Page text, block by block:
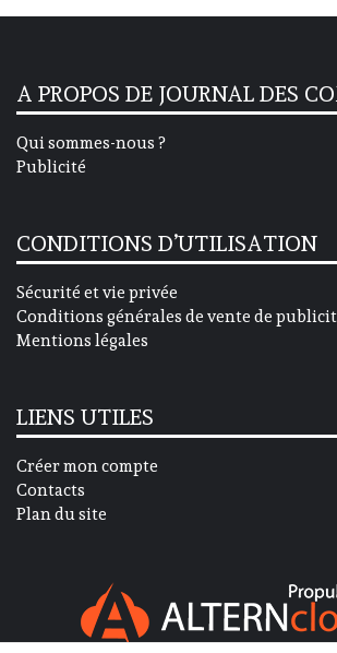
A PROPOS DE JOURNAL DES
Qui sommes-nous ?
Publicité
CONDITIONS D’UTILISATION
Sécurité et vie privée
Conditions générales de vente de
Mentions légales
LIENS UTILES
Créer mon compte
Contacts
Plan du site